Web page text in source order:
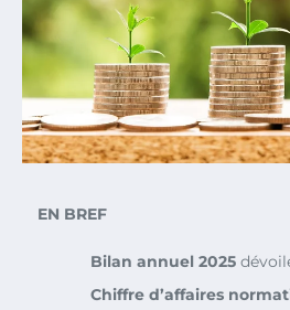
EN BREF
Bilan annuel 2025
Chiffre d’affaires